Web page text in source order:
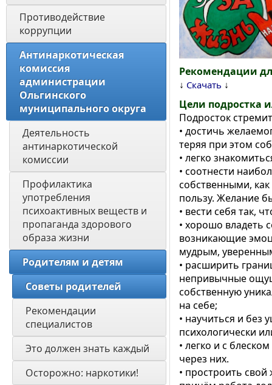
Противодействие
коррупции
Антинаркотическая
комиссия
администрации
Ольгинского
муниципального округа
Деятельность
антинаркотической
комиссии
Профилактика
употребления
психоактивных веществ и
пропаганда здорового
образа жизни
Родителям и детям
Советы родителей
Рекомендации
специалистов
Это должен знать каждый
Осторожно: наркотики!
Рекомендации
↓ Скачать ↓
Цели подростка
Подросток
• достичь
теряя при этом
• легко
• соотнести
собственными,
пользу. Желание
• вести себя так,
• хорошо владеть
возникающие
мудрым,
• расширить
непривычные
собственную
на себе;
• научиться и без
психологически
• легко и с
через них.
• простроить